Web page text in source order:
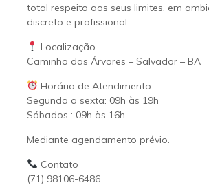
total respeito aos seus limites, em
discreto e profissional.
Localização
Caminho das Árvores – Salvador – BA
Horário de Atendimento
Segunda a sexta: 09h às 19h
Sábados : 09h às 16h
Mediante agendamento prévio.
Contato
(71) 98106-6486